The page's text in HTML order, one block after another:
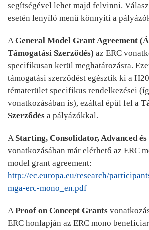
segítségével lehet majd felvinni.
esetén lenyíló menü könnyíti a
AGeneral Model Grant Agreement
Támogatási Szerződés) az ERC
specifikusan kerül meghatározásra.
támogatási szerződést egésztik ki a
tématerület specifikus rendelkezései
vonatkozásában is), ezáltal épül fel a
Szerződés a pályázókkal.
A Starting, Consolidator, Advanced
vonatkozásában már elérhető az ERC
model grant agreement:
http://ec.europa.eu/research/
mga-erc-mono_en.pdf
AProof on Concept Grants
ERC honlapján az ERC mono